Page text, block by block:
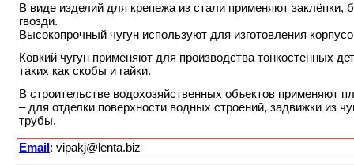
В виде изделий для крепежа из стали применяют заклёпки,
гвозди.
Высокопрочный чугун используют для изготовления
Ковкий чугун применяют для производства тонкостенных
таких как скобы и гайки.
В строительстве водохозяйственных объектов применяют
– для отделки поверхности водных строений, задвижки из
трубы.
Email: vipakj@lenta.biz